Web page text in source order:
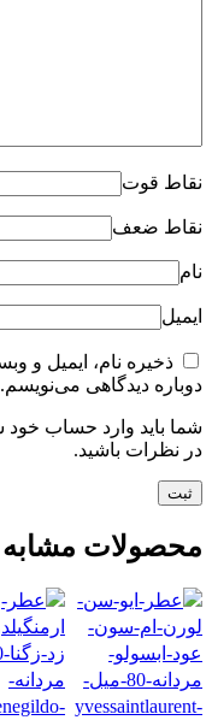
نقاط قوت
نقاط ضعف
نام
ایمیل
ذخیره نام، ایمیل و
دوباره دیدگاهی می‌نویسم.
شما باید وارد حساب خود
در نظرات باشید.
محصولات مشابه